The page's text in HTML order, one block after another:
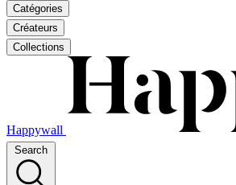
Catégories
Créateurs
Collections
Happywall
Search